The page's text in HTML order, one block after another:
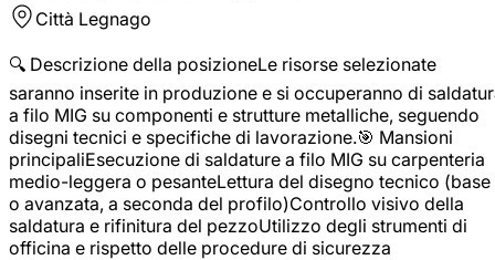
Città Legnago
🔍 Descrizione della posizioneLe risorse selezionate
saranno inserite in produzione e si occuperanno di
a filo MIG su componenti e strutture metalliche, seguendo
disegni tecnici e specifiche di lavorazione.🎯 Mansioni
principaliEsecuzione di saldature a filo MIG su carpenteria
medio-leggera o pesanteLettura del disegno tecnico (base
o avanzata, a seconda del profilo)Controllo visivo della
saldatura e rifinitura del pezzoUtilizzo degli strumenti di
officina e rispetto delle procedure di sicurezza